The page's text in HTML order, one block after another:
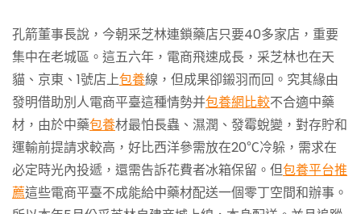
孔箭董事長說，今朝采芝林連鎖藥店只要40多家店，重要
集中在老城區。這五六年，電商飛速成長，采芝林也在天
貓、京東、1號店上包養線，但成果卻鎩羽而回。究其緣由
發明借助別人電商平臺這種情勢并包養網比較不合適中藥
材，由於中藥包養材最怕長蟲、濕潤、發霉蛻變，對存貯和
運輸前提請求較高，好比西洋參需放在20℃冷躲，需求在
必定時光內投遞，還需告訴花費者冰箱保留。但包養平台推
薦這些電商平臺不成能給中藥材配送一個零丁空間和辦事。